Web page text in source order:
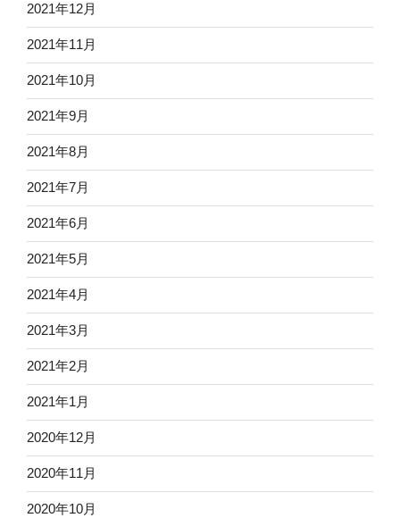
2021年12月
2021年11月
2021年10月
2021年9月
2021年8月
2021年7月
2021年6月
2021年5月
2021年4月
2021年3月
2021年2月
2021年1月
2020年12月
2020年11月
2020年10月